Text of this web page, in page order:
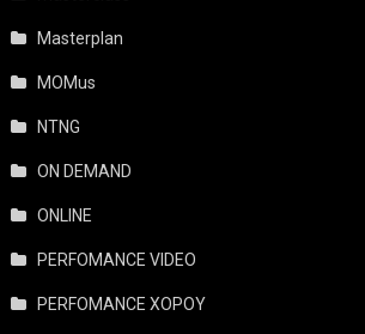
Masterplan
MOMus
NTNG
ON DEMAND
ONLINE
PERFOMANCE VIDEO
PERFOMANCE ΧΟΡΟΥ